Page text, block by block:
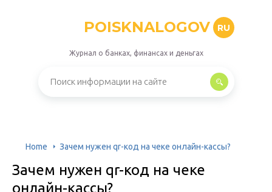
POISKNALOGOV RU
Журнал о банках, финансах и деньгах
Home Зачем нужен qr-код на чеке онлайн-кассы?
Зачем нужен qr-код на чеке
онлайн-кассы?